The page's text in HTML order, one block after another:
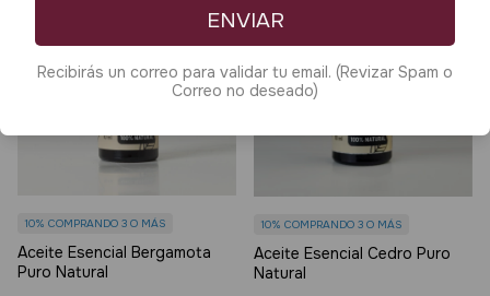
Aceite Esencial Bergamota
Puro Natural
10% COMPRANDO 3 O MÁS
Aceite Esencial Cedro Puro
Natural
10% COMPRANDO 3 O MÁS
ENVIAR
Recibirás un correo para validar tu email. (Revizar Spam o
Correo no deseado)